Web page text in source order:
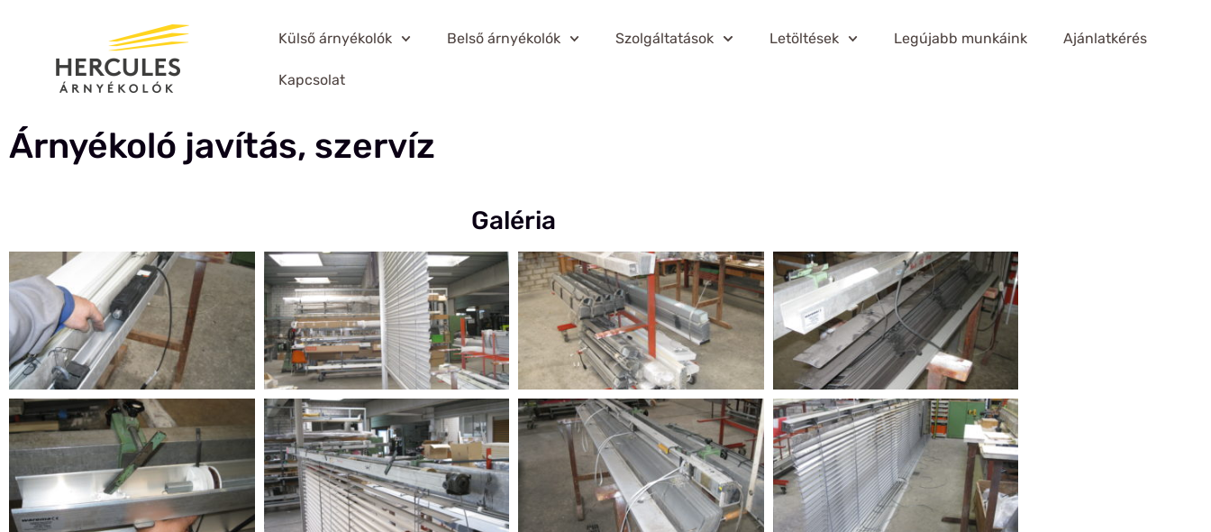
Külső árnyékolók Belső árnyékolók Szolgáltatások Letöltések Legújabb munkáink Ajánlatkérés
Kapcsolat
Árnyékoló javítás, szervíz
Galéria